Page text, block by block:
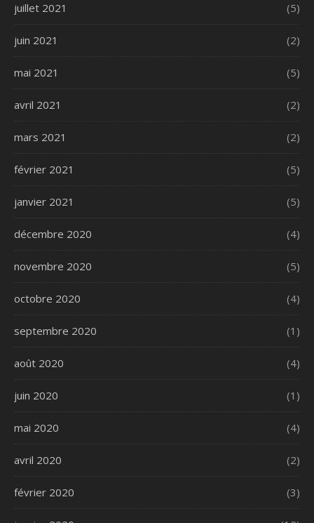
juillet 2021 (5)
juin 2021 (2)
mai 2021 (5)
avril 2021 (2)
mars 2021 (2)
février 2021 (5)
janvier 2021 (5)
décembre 2020 (4)
novembre 2020 (5)
octobre 2020 (4)
septembre 2020 (1)
août 2020 (4)
juin 2020 (1)
mai 2020 (4)
avril 2020 (2)
février 2020 (3)